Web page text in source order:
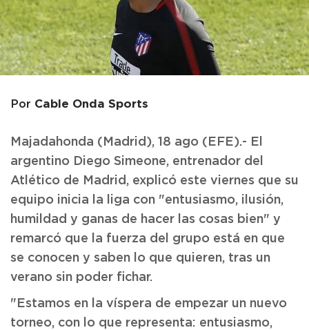
Por Cable Onda Sports
Majadahonda (Madrid), 18 ago (EFE).- El
argentino Diego Simeone, entrenador del
Atlético de Madrid, explicó este viernes que su
equipo inicia la liga con "entusiasmo, ilusión,
humildad y ganas de hacer las cosas bien" y
remarcó que la fuerza del grupo está en que
se conocen y saben lo que quieren, tras un
verano sin poder fichar.
"Estamos en la víspera de empezar un nuevo
torneo, con lo que representa: entusiasmo,